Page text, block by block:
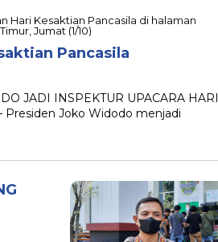
Pancasila
JADI INSPEKTUR UPACARA HARI
Presiden Joko Widodo menjadi